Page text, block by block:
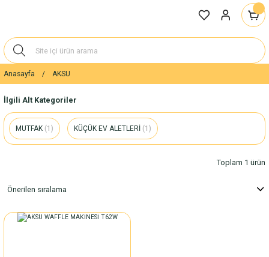
Anasayfa AKSU
İlgili Alt Kategoriler
MUTFAK (1) KÜÇÜK EV ALETLERİ (1)
Toplam 1 ürün